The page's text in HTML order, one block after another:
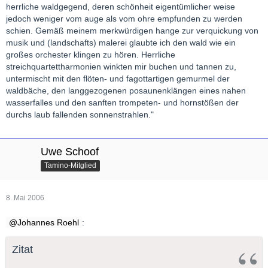
herrliche waldgegend, deren schönheit eigentümlicher weise
jedoch weniger vom auge als vom ohre empfunden zu werden
schien. Gemäß meinem merkwürdigen hange zur verquickung von
musik und (landschafts) malerei glaubte ich den wald wie ein
großes orchester klingen zu hören. Herrliche
streichquartettharmonien winkten mir buchen und tannen zu,
untermischt mit den flöten- und fagottartigen gemurmel der
waldbäche, den langgezogenen posaunenklängen eines nahen
wasserfalles und den sanften trompeten- und hornstößen der
durchs laub fallenden sonnenstrahlen."
Uwe Schoof
Tamino-Mitglied
8. Mai 2006
Johannes Roehl :
Zitat